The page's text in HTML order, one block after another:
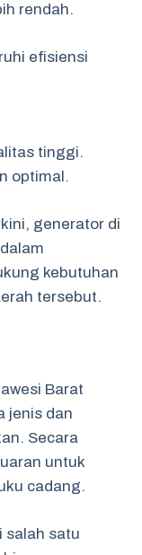
rendah.
efisiensi
tinggi.
optimal.
generator di
kebutuhan
tersebut.
Barat
jenis dan
Secara
untuk
cadang.
salah satu